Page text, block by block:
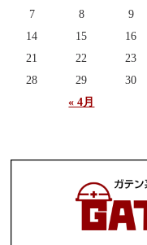
« 4月
7
8 9
14
15 16
21
22 23
28
29 30